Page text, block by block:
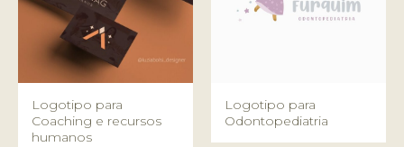
Logotipo para
Coaching e recursos
humanos
Logotipo para
Odontopediatria